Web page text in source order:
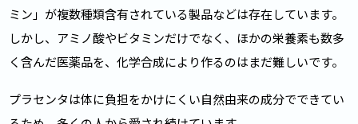
ミン」が複数種類含有されている製品などは存在しています。
しかし、アミノ酸やビタミンだけでなく、ほかの栄養素も数多
く含んだ医薬品を、化学合成により作るのはまだ難しいです。
プラセンタは体に負担をかけにくい自然由来の成分でできてい